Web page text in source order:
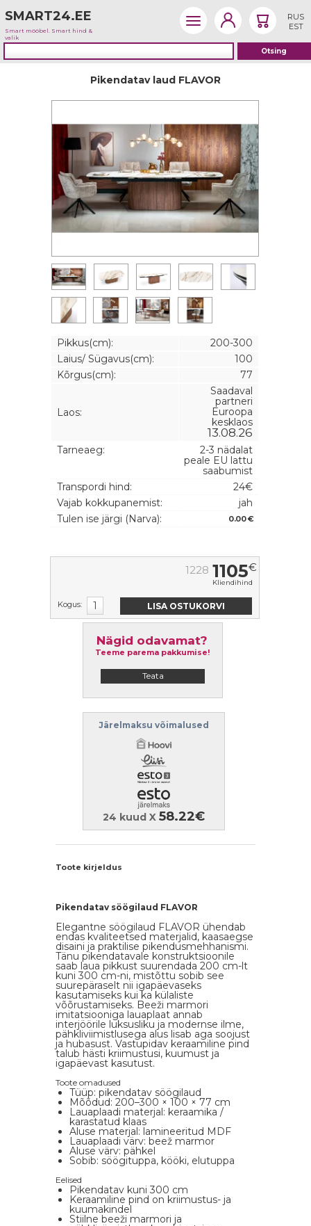
SMART24.EE
Smart mööbel. Smart hind &
valik
RUS
EST
Pikendatav laud FLAVOR
Pikkus(cm):
200-300
Laius/ Sügavus(cm):
100
Kõrgus(cm):
77
Laos:
Saadaval
partneri
Euroopa
kesklaos
13.08.26
Tarneaeg:
2-3 nädalat
peale EU lattu
saabumist
Transpordi hind:
24€
Vajab kokkupanemist:
jah
Tulen ise järgi (Narva):
0.00 €
1105€
Kliendihind
1228
Kogus:
Nägid odavamat?
Teeme parema pakkumise!
Teata
Järelmaksu võimalused
24 kuud X 58.22€
Toote kirjeldus
Pikendatav söögilaud FLAVOR
Elegantne söögilaud FLAVOR ühendab
endas kvaliteetsed materjalid, kaasaegse
disaini ja praktilise pikendusmehhanismi.
Tänu pikendatavale konstruktsioonile
saab laua pikkust suurendada 200 cm-lt
kuni 300 cm-ni, mistõttu sobib see
suurepäraselt nii igapäevaseks
kasutamiseks kui ka külaliste
võõrustamiseks. Beeži marmori
imitatsiooniga lauaplaat annab
interjöörile luksusliku ja modernse ilme,
pähkliviimistlusega alus lisab aga soojust
ja hubasust. Vastupidav keraamiline pind
talub hästi kriimustusi, kuumust ja
igapäevast kasutust.
Toote omadused
Tüüp: pikendatav söögilaud
Mõõdud: 200–300 × 100 × 77 cm
Lauaplaadi materjal: keraamika /
karastatud klaas
Aluse materjal: lamineeritud MDF
Lauaplaadi värv: beež marmor
Aluse värv: pähkel
Sobib: söögituppa, kööki, elutuppa
Eelised
Pikendatav kuni 300 cm
Keraamiline pind on kriimustus- ja
kuumakindel
Stiilne beeži marmori ja